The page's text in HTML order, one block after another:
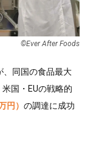
©︎Ever After Foods
、同国の食品最大
国・EUの戦略的
円）の調達に成功